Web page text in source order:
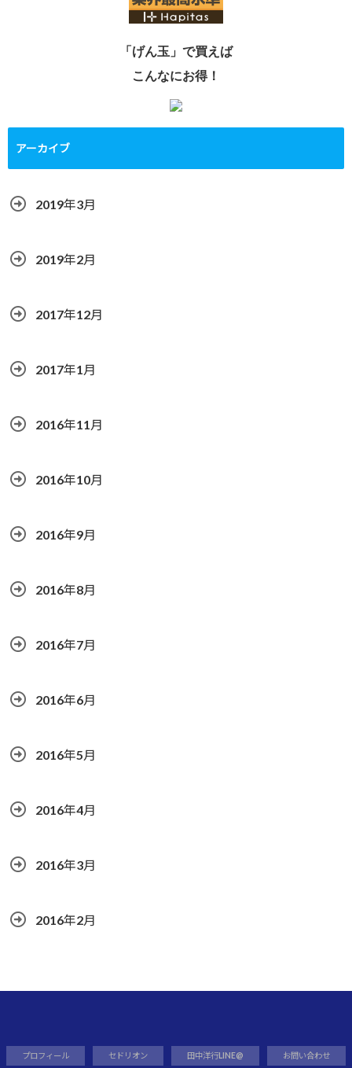
「げん玉」で買えば
こんなにお得！
アーカイブ
2019年3月
2019年2月
2017年12月
2017年1月
2016年11月
2016年10月
2016年9月
2016年8月
2016年7月
2016年6月
2016年5月
2016年4月
2016年3月
2016年2月
プロフィール セドリオン 田中洋行LINE@ お問い合わせ